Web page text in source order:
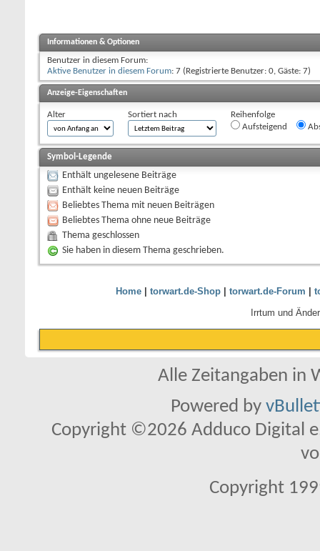
Informationen & Optionen
Benutzer in diesem Forum:
Aktive Benutzer in diesem Forum: 7 (Registrierte Benutzer: 0, Gäste: 7)
Anzeige-Eigenschaften
Alter Sortiert nach
Reihenfolge
Aufsteigend
Symbol-Legende
Enthält ungelesene Beiträge
Enthält keine neuen Beiträge
Beliebtes Thema mit neuen Beiträgen
Beliebtes Thema ohne neue Beiträge
Thema geschlossen
Sie haben in diesem Thema geschrieben.
Home| torwart.de-Shop| torwart.de-Forum
Irrtum und
Alle Zeitangaben in
Powered by
Copyright ©2026 Adduco Digital
Copyright